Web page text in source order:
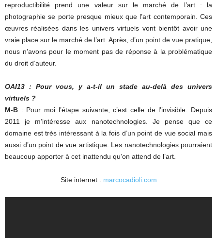
reproductibilité prend une valeur sur le marché de l’art : la
photographie se porte presque mieux que l’art contemporain. Ces
œuvres réalisées dans les univers virtuels vont bientôt avoir une
vraie place sur le marché de l’art. Après, d’un point de vue pratique,
nous n’avons pour le moment pas de réponse à la problématique
du droit d’auteur.
OAI13 : Pour vous, y a-t-il un stade au-delà des univers
virtuels ?
M-B : Pour moi l’étape suivante, c’est celle de l’invisible. Depuis
2011 je m’intéresse aux nanotechnologies. Je pense que ce
domaine est très intéressant à la fois d’un point de vue social mais
aussi d’un point de vue artistique. Les nanotechnologies pourraient
beaucoup apporter à cet inattendu qu’on attend de l’art.
Site internet : marcocadioli.com